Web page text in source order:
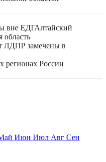
вне ЕДГАлтайский
область
ЛДПР замечены в
регионах России
Июн Июл Авг Сен